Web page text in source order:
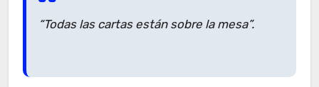
“Todas las cartas están sobre la mesa”.